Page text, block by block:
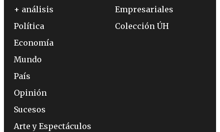
+ análisis
Política
Economía
Mundo
País
Opinión
Sucesos
Arte y Espectáculos
Empresariales
Colección ÚH